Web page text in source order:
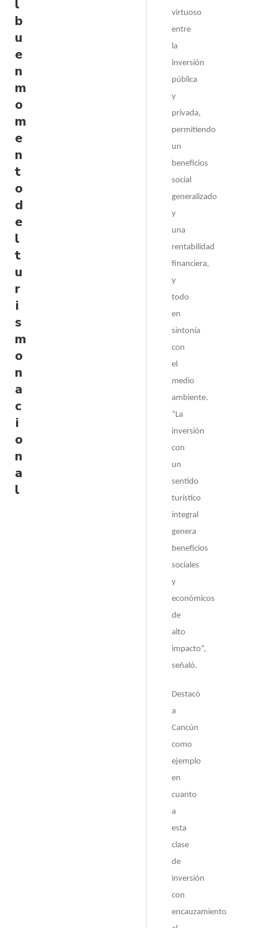
l
b
u
e
n
m
o
m
e
n
t
o
d
e
l
t
u
r
i
s
m
o
n
a
c
i
o
n
a
l
virtuoso
entre
la
inversión
pública
y
privada,
permitiendo
un
beneficios
social
generalizado
y
una
rentabilidad
financiera,
y
todo
en
sintonía
con
el
medio
ambiente.
“La
inversión
con
un
sentido
turístico
integral
genera
beneficios
sociales
y
económicos
de
alto
impacto”,
señaló.
Destacó
a
Cancún
como
ejemplo
en
cuanto
a
esta
clase
de
inversión
con
encauzamiento